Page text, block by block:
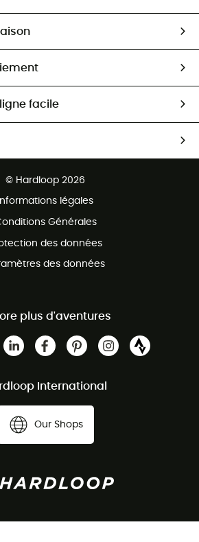
facile
© Hardloop 2026
Informations légales
Générales
des données
des données
plus d'aventures
International
Our Shops